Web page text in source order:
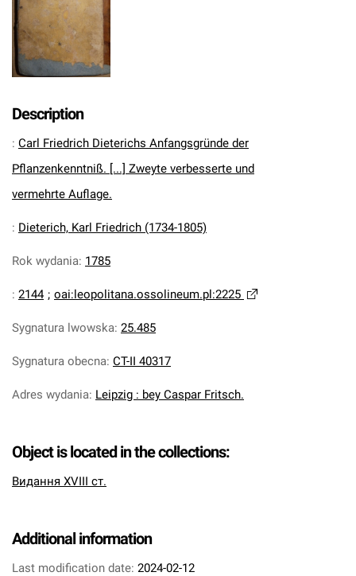
Description
: Carl Friedrich Dieterichs Anfangsgründe der
Pflanzenkenntniß. [...] Zweyte verbesserte und
vermehrte Auflage.
: Dieterich, Karl Friedrich (1734-1805)
Rok wydania: 1785
: 2144 ; oai:leopolitana.ossolineum.pl:2225
Sygnatura lwowska: 25.485
Sygnatura obecna: CT-II 40317
Adres wydania: Leipzig : bey Caspar Fritsch.
Object is located in the collections:
Видання XVIII ст.
Additional information
Last modification date: 2024-02-12